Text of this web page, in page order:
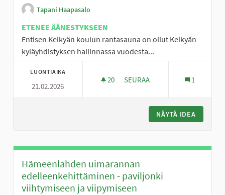
Tapani Haapasalo
ETENEE ÄÄNESTYKSEEN
Entisen Keikyän koulun rantasauna on ollut Keikyän
kyläyhdistyksen hallinnassa vuodesta...
LUONTIAIKA
21.02.2026
20 20 SEURAAJAA
SEURAA 1
NÄYTÄ IDEA
Hämeenlahden uimarannan
edelleenkehittäminen - paviljonki
viihtymiseen ja viipymiseen